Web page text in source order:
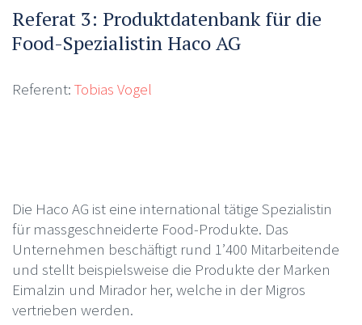
Referat 3: Produktdatenbank für die
Food-Spezialistin Haco AG
Referent: Tobias Vogel
Die Haco AG ist eine international tätige Spezialistin
für massgeschneiderte Food-Produkte. Das
Unternehmen beschäftigt rund 1’400 Mitarbeitende
und stellt beispielsweise die Produkte der Marken
Eimalzin und Mirador her, welche in der Migros
vertrieben werden.